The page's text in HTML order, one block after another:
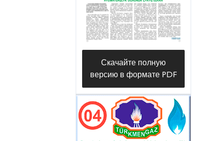
sine, gaz sazlaýjy düwünleriň bolsa 7-
sine hyzmat edýärler. Tejribeli
işgärlerimiz ulgamda «mawy ýangyjyň»
akymynyň kadaly bolmagyny
gazanmak ugrunda ýadawsyz alada
edýärler — diýip, bölümiň gaz
geçirijiler we ulanyşyk-gözegçilik
gullugynyň başlygy Geldimyrat
Rozyýew alnyp barylýan işler barada
Скачайте полную
версию в формате PDF